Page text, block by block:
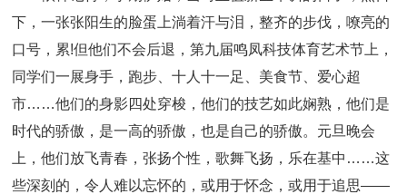
下，一张张阳生的脸蛋上淌着汗与泪，整齐的步伐，嘹亮的
口号，累!但他们不会后退，第九届鸣凤科技体育艺术节上，
同学们一展身手，跑步、十人十一足、美食节、爱心超
市……他们的身影四处穿梭，他们的技艺如此娴熟，他们是
时代的骄傲，是一高的骄傲，也是自己的骄傲。元旦晚会
上，他们放飞青春，张扬个性，歌舞飞扬，乐在基中……这
些深刻的，令人难以忘怀的，或用于怀念，或用于追思——